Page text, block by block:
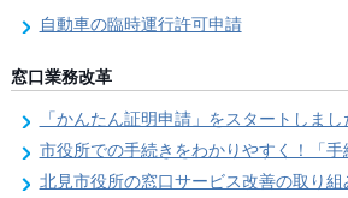
自動車の臨時運行許可申請
窓口業務改革
「かんたん証明申請」をスタートしまし
市役所での手続きをわかりやすく！「手続きチェッ
北見市役所の窓口サービス改善の取り組